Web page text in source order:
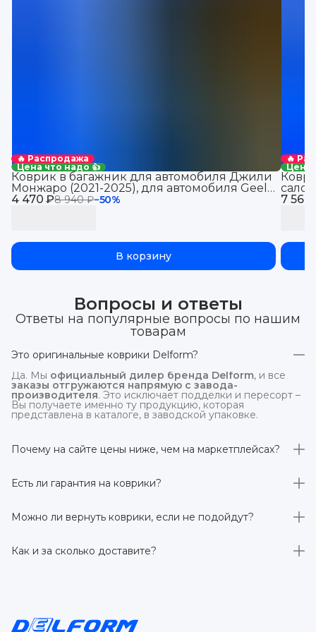
🔥 Распродажа
Цена что надо 👍
4 470 ₽8 940 ₽−50%
Коврик в багажник для автомобиля Джили
Монжаро (2021-2025), для автомобиля Geely
Monjaro, EVA 3D
В корзину
🔥
Цена
7 560
Вопросы и ответы
Ответы на популярные вопросы по нашим
товарам
Это оригинальные коврики Delform?
Да. Мы официальный дилер бренда Delform, и все
заказы отгружаются напрямую с завода-
производителя. Это исключает подделки и пересорт –
Вы получаете именно ту продукцию, которая
представлена в каталоге, в заводской упаковке.
Почему на сайте цены ниже, чем на маркетплейсах?
отгрузка идётнапрямую со склада производителя
без посредников.
Есть ли гарантия на коврики?
производителя 3 года. Если в течение этого срока
обнаружится производственный дефект – заменим
Можно ли вернуть коврики, если не подойдут?
заказанного дистанционно,без объяснения причин –
при условии сохранения товарного вида. Если коврик не
Как и за сколько доставите?